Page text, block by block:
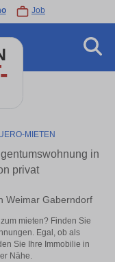
Job
MIETEN
in
privat
Weimar Gaberndorf
mieten? Finden Sie
Egal, ob als
Sie Ihre Immobilie in
Nähe.